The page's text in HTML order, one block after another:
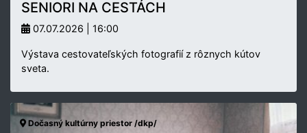
SENIORI NA CESTÁCH
07.07.2026 | 16:00
Výstava cestovateľských fotografií z rôznych kútov
sveta.
Dočasný kultúrny priestor /dkp/